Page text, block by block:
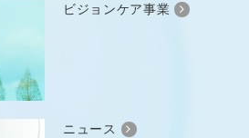
ビジョンケア事業
ニュース